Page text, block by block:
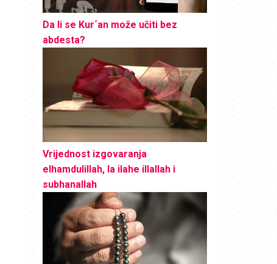
Da li se Kur´an može učiti bez
abdesta?
Vrijednost izgovaranja
elhamdulillah, la ilahe illallah i
subhanallah